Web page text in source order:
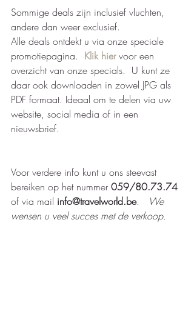
Sommige deals zijn inclusief vluchten,
andere dan weer exclusief.
Alle deals ontdekt u via onze speciale
promotiepagina. Klik hier voor een
overzicht van onze specials.  U kunt ze
daar ook downloaden in zowel JPG als
PDF formaat. Ideaal om te delen via uw
website, social media of in een
nieuwsbrief.
Voor verdere info kunt u ons steevast
bereiken op het nummer 059/80.73.74
of via mail info@travelworld.be.
We
wensen u veel succes met de verkoop.